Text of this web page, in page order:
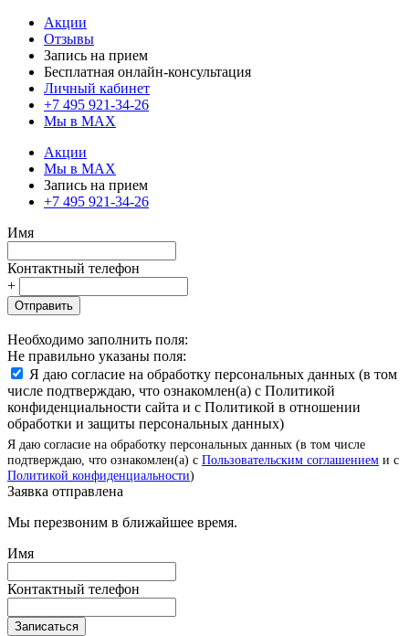
Акции
Отзывы
Запись на прием
Бесплатная онлайн-консультация
Личный кабинет
+7 495 921-34-26
Мы в MAX
Акции
Мы в MAX
Запись на прием
+7 495 921-34-26
Имя
Контактный телефон
+
Отправить
Необходимо заполнить поля:
Не правильно указаны поля:
Я даю согласие на обработку персональных данных (в том
числе подтверждаю, что ознакомлен(а) с Политикой
конфиденциальности сайта и с Политикой в отношении
обработки и защиты персональных данных)
Я даю согласие на обработку персональных данных (в том числе
подтверждаю, что ознакомлен(а) с Пользовательским соглашением и с
Политикой конфиденциальности)
Заявка отправлена
Мы перезвоним в ближайшее время.
Имя
Контактный телефон
Записаться